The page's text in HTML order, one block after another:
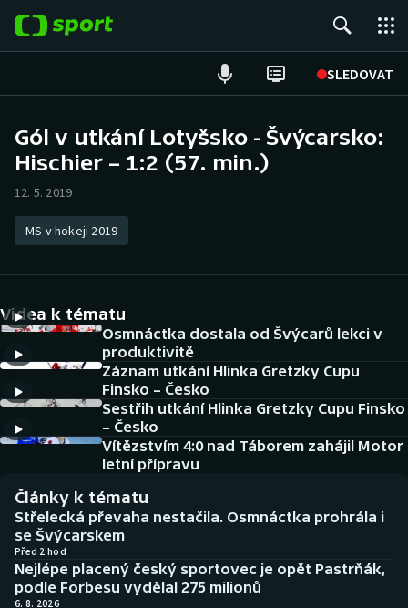
SLEDOVAT
Hokej
Atletika
DALŠÍ SPORTY
Americký fotbal
Baseball a softbal
Biatlon
Boby a skeleton
Box
NEPŘEHLÉDNĚTE
Historické návraty
Aplikace ČT sport
AZ kvíz
Gól v utkání Lotyšsko - Švýcarsko:
Hischier – 1:2 (57. min.)
12. 5. 2019
MS v hokeji 2019
Videa k tématu
Osmnáctka dostala od Švýcarů lekci v
produktivitě
Záznam utkání Hlinka Gretzky Cupu
Finsko – Česko
Sestřih utkání Hlinka Gretzky Cupu Finsko
– Česko
Vítězstvím 4:0 nad Táborem zahájil Motor
letní přípravu
Články k tématu
Střelecká převaha nestačila. Osmnáctka prohrála i
se Švýcarskem
Před 2 hod
Nejlépe placený český sportovec je opět Pastrňák,
podle Forbesu vydělal 275 milionů
6. 8. 2026